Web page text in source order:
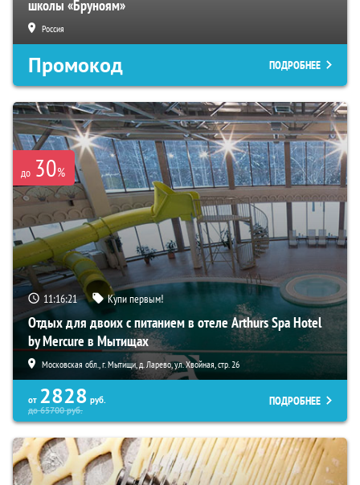
школы «Бруноям»
Россия
Промокод ПОДРОБНЕЕ
до 30%
11:16:19 Купи первым!
Отдых для двоих с питанием в отеле Arthurs Spa Hotel
by Mercure в Мытищах
Московская обл., г. Мытищи, д. Ларево, ул. Хвойная, стр. 26
от 2828 руб.
до65700руб.
ПОДРОБНЕЕ